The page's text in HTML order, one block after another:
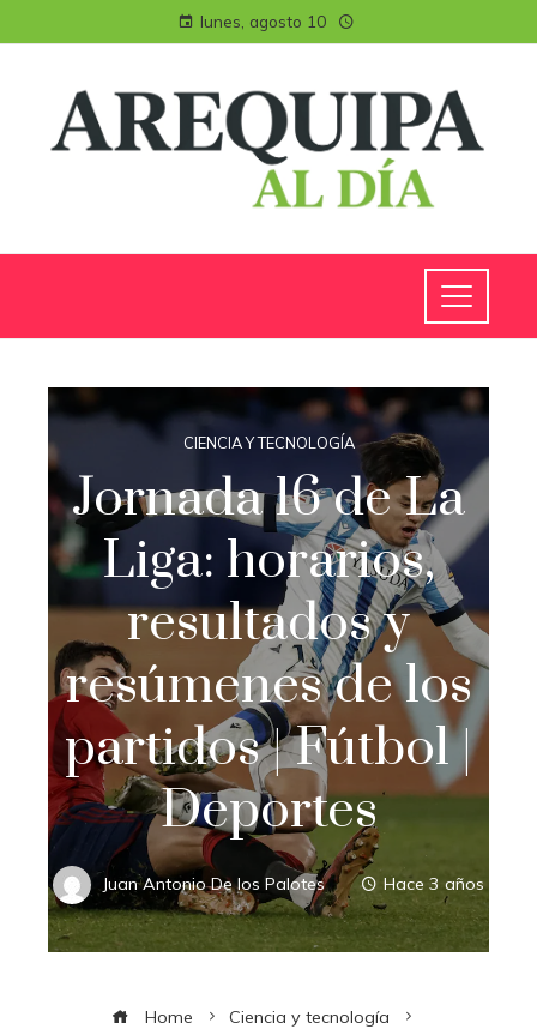
lunes, agosto 10
CIENCIA Y TECNOLOGÍA
Jornada 16 de La
Liga: horarios,
resultados y
resúmenes de los
partidos | Fútbol |
Deportes
Juan Antonio De los Palotes Hace 3 años
Home
Ciencia y tecnología